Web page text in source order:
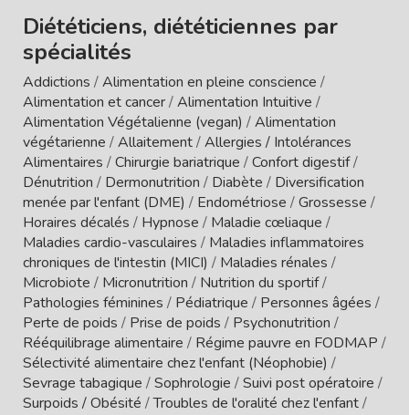
Diététiciens, diététiciennes par
spécialités
Addictions /Alimentation en pleine conscience /
Alimentation et cancer/Alimentation Intuitive /
Alimentation Végétalienne (vegan) /Alimentation
végétarienne /Allaitement/Allergies / Intolérances
Alimentaires /Chirurgie bariatrique /Confort digestif/
Dénutrition / Dermonutrition / Diabète / Diversification
menée par l'enfant (DME) / Endométriose /Grossesse /
Horaires décalés / Hypnose / Maladie cœliaque /
Maladies cardio-vasculaires / Maladies inflammatoires
chroniques de l'intestin (MICI) / Maladies rénales /
Microbiote / Micronutrition / Nutrition du sportif/
Pathologies féminines / Pédiatrique / Personnes âgées /
Perte de poids / Prise de poids / Psychonutrition /
Rééquilibrage alimentaire / Régime pauvre en FODMAP /
Sélectivité alimentaire chez l'enfant (Néophobie) /
Sevrage tabagique /Sophrologie /Suivi post opératoire /
Surpoids / Obésité /Troubles de l'oralité chez l'enfant/